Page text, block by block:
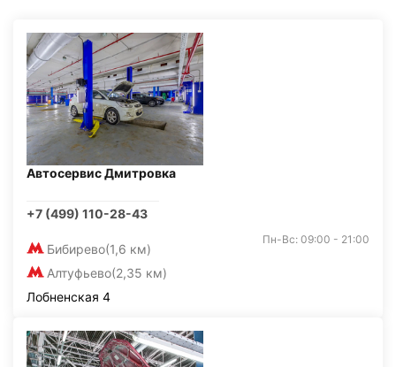
Автосервис Дмитровка
+7 (499) 110-28-43
Бибирево(1,6 км)
Алтуфьево(2,35 км)
Пн-Вс: 09:00 - 21:00
Лобненская 4